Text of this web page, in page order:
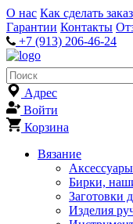
О нас Как сделать
Гарантии Контакты
+7 (913) 206-46-24
Адрес
Войти
Корзина
Вязание
Бирки,
Заготовки
Изделия